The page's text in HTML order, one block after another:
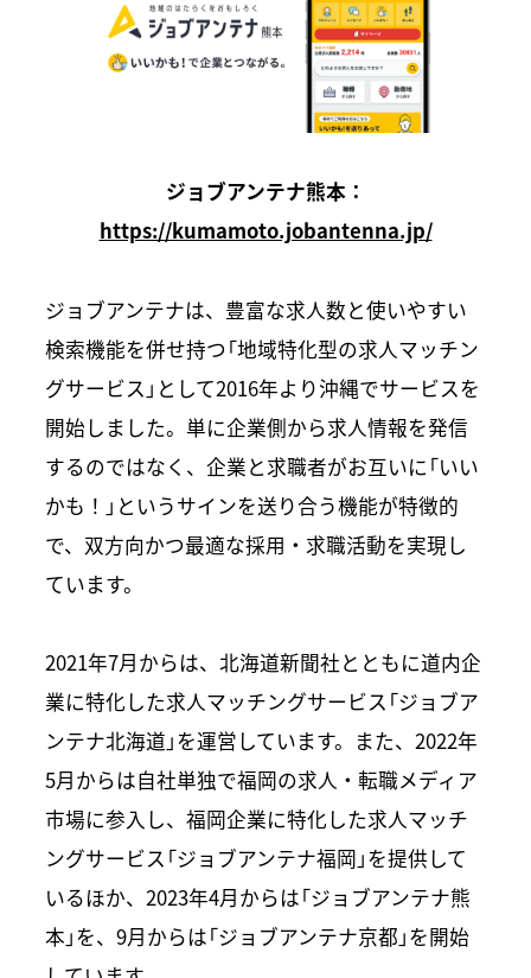
ジョブアンテナ熊本：
https://kumamoto.jobantenna.jp/
ジョブアンテナは、豊富な求人数と使いやすい
検索機能を併せ持つ「地域特化型の求人マッチン
グサービス」として2016年より沖縄でサービスを
開始しました。単に企業側から求人情報を発信
するのではなく、企業と求職者がお互いに「いい
かも！」というサインを送り合う機能が特徴的
で、双方向かつ最適な採用・求職活動を実現し
ています。
2021年7月からは、北海道新聞社とともに道内企
業に特化した求人マッチングサービス「ジョブア
ンテナ北海道」を運営しています。また、2022年
5月からは自社単独で福岡の求人・転職メディア
市場に参入し、福岡企業に特化した求人マッチ
ングサービス「ジョブアンテナ福岡」を提供して
いるほか、2023年4月からは「ジョブアンテナ熊
本」を、9月からは「ジョブアンテナ京都」を開始